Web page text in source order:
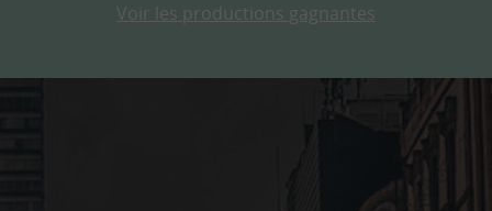
Voir les productions gagnantes